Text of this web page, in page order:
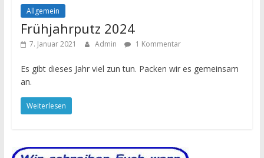
Allgemein
Frühjahrputz 2024
7. Januar 2021 Admin 1 Kommentar
Es gibt dieses Jahr viel zun tun. Packen wir es gemeinsam
an.
Weiterlesen